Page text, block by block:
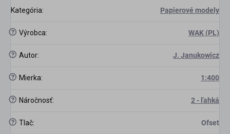
Kategória: Papierové modely
? Výrobca: WAK (PL)
? Autor: J. Janukowicz
? Mierka: 1:400
? Náročnosť: 2 - ľahká
? Tlač: Ofset